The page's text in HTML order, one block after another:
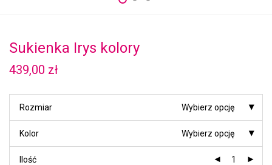
Sukienka Irys kolory
439,00 zł
Rozmiar Wybierz opcję
Kolor Wybierz opcję
Ilość